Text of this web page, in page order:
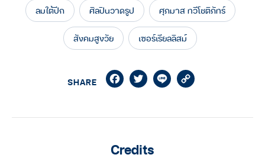
ลมใต้ปีก ศิลปินวาดรูป ศุภมาส ทวีโชติภัทร์
สังคมสูงวัย เซอร์เรียลลิสม์
SHARE FacebookTwitterLine
Credits